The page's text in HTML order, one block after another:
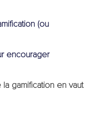
(ou
encourager
gamification en vaut